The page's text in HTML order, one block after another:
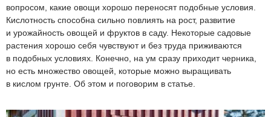
вопросом, какие овощи хорошо переносят подобные условия.
Кислотность способна сильно повлиять на рост, развитие
и урожайность овощей и фруктов в саду. Некоторые садовые
растения хорошо себя чувствуют и без труда приживаются
в подобных условиях. Конечно, на ум сразу приходит черника,
но есть множество овощей, которые можно выращивать
в кислом грунте. Об этом и поговорим в статье.